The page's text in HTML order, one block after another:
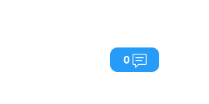
0 Commentaires